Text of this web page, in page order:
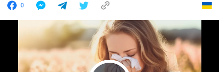
0